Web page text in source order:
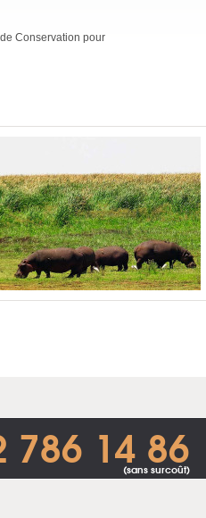
Conservation pour
786 14 86
(sans surcoût)